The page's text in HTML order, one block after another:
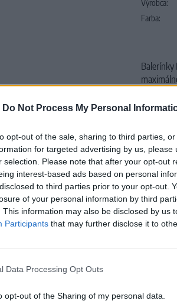
Do Not Process My Personal
opt-out of the sale, sharing to third parties,
for targeted advertising by us,
selection. Please note that after your opt-out
interest-based ads based on personal
to third parties prior to your opt-out.
of your personal information by third
This information may also be disclosed by us
Participants that may further disclose it to
Data Processing Opt Outs
opt-out of the Sharing of my personal data.
Výrobca:
Farba:
Balerínky
Materiál:
MOHLO BY SA VÁM